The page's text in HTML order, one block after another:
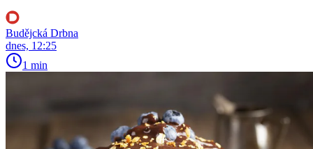
Budějcká Drbna
dnes, 12:25
1 min